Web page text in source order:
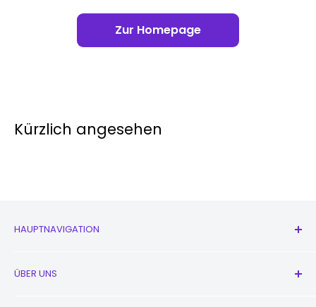
Zur Homepage
Kürzlich angesehen
HAUPTNAVIGATION
Neu
ÜBER UNS